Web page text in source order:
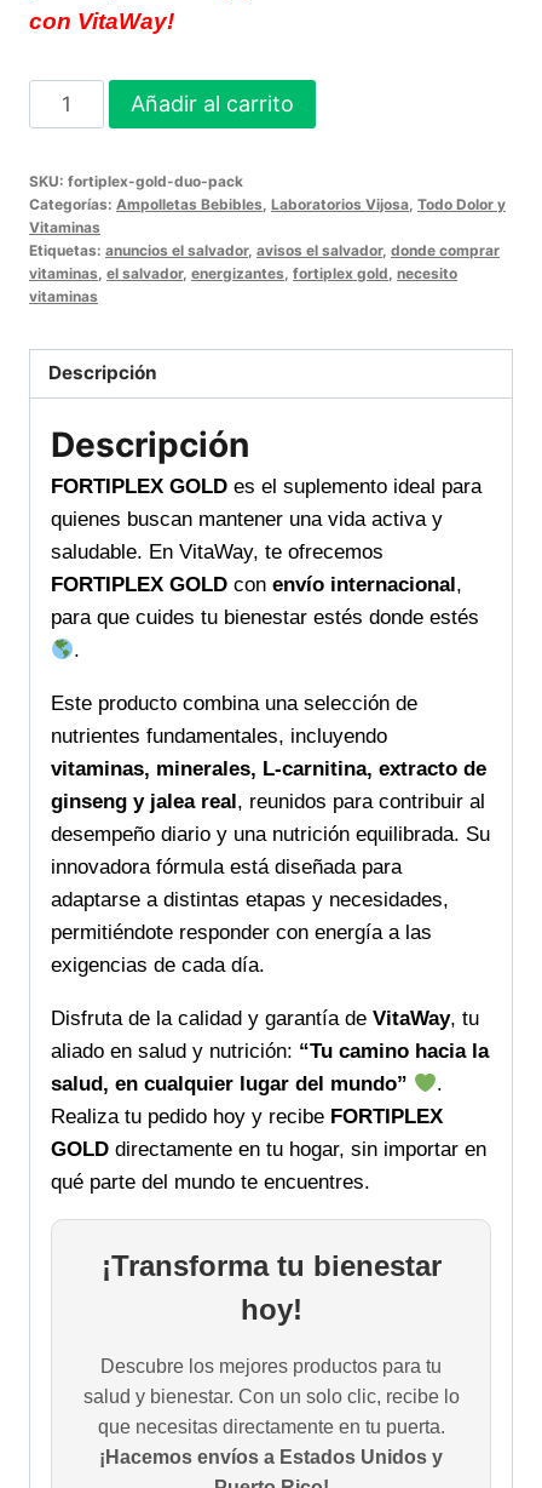
con VitaWay!
FORTIPLEX
GOLD
y
soporte
esencial
para
bienestar
global
Añadir al carrito
SKU: fortiplex-gold-duo-pack
Categorías: Ampolletas Bebibles Laboratorios Vijosa Todo Dolor y
Vitaminas
Etiquetas: anuncios el salvador, avisos el salvador, donde comprar
vitaminas el salvador, energizantes fortiplex gold necesito
vitaminas
Descripción
Descripción
FORTIPLEX GOLD es el suplemento ideal para
quienes buscan mantener una vida activa y
saludable. En VitaWay, te ofrecemos
FORTIPLEX GOLD con envío internacional,
para que cuides tu bienestar estés donde estés
.
Este producto combina una selección de
nutrientes fundamentales, incluyendo
vitaminas, minerales, L-carnitina, extracto de
ginseng y jalea real, reunidos para contribuir al
desempeño diario y una nutrición equilibrada. Su
innovadora fórmula está diseñada para
adaptarse a distintas etapas y necesidades,
permitiéndote responder con energía a las
exigencias de cada día.
Disfruta de la calidad y garantía de VitaWay, tu
aliado en salud y nutrición: “Tu camino hacia la
salud, en cualquier lugar del mundo”
.
Realiza tu pedido hoy y recibe FORTIPLEX
GOLD directamente en tu hogar, sin importar en
qué parte del mundo te encuentres.
¡Transforma tu bienestar
hoy!
Descubre los mejores productos para tu
salud y bienestar. Con un solo clic, recibe lo
que necesitas directamente en tu puerta.
¡Hacemos envíos a Estados Unidos y